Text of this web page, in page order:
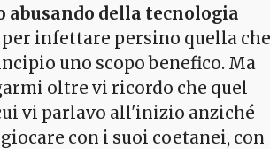
abusando della tecnologia
infettare persino quella che
uno scopo benefico. Ma
oltre vi ricordo che quel
vi parlavo all'inizio anziché
con i suoi coetanei, con